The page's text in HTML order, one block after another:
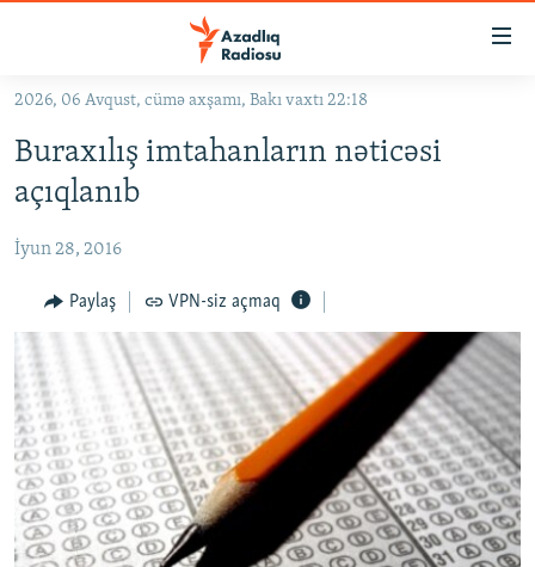
Əsas
qayıt
Əsas
naviqasiyaya
qayıt
KORRUPSIOMETR
#ƏSLINDƏ
FƏRQƏ BAX
QANUNI DOĞRU
ARAŞDIRMA
MULTIMEDIA
VIDEO
FOTOQALEREYA
İNFOQRAFIKA
RADIO ARXIV
OXU ZALI
AZƏRBAYCAN ƏDƏBIYYATI KITABXANASI
HAQQIMIZDA
MISSIYAMIZ
2026, 06 Avqust, cümə axşamı, Bakı vaxtı 22:18
Buraxılış imtahanların nəticəsi
açıqlanıb
İyun 28, 2016
Paylaş VPN-siz açmaq